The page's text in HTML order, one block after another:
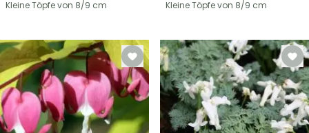
Kleine Töpfe von 8/9 cm Kleine Töpfe von 8/9 cm